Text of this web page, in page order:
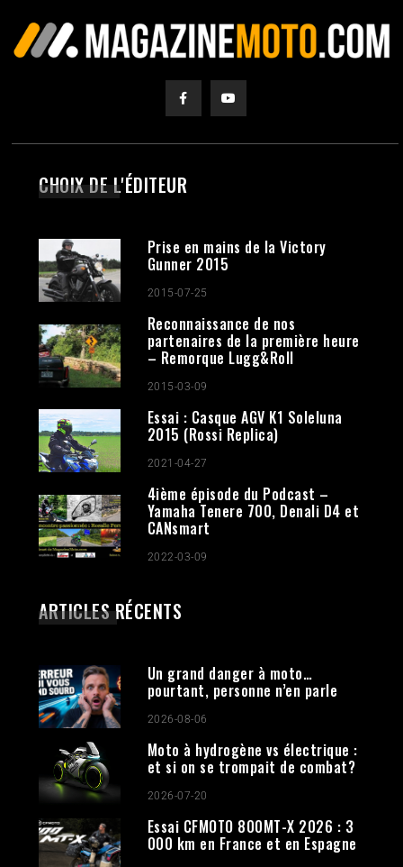
CHOIX DE L'ÉDITEUR
Prise en mains de la Victory
Gunner 2015
2015-07-25
Reconnaissance de nos
partenaires de la première heure
– Remorque Lugg&Roll
2015-03-09
Essai : Casque AGV K1 Soleluna
2015 (Rossi Replica)
2021-04-27
4ième épisode du Podcast –
Yamaha Tenere 700, Denali D4 et
CANsmart
2022-03-09
ARTICLES RÉCENTS
Un grand danger à moto…
pourtant, personne n’en parle
2026-08-06
Moto à hydrogène vs électrique :
et si on se trompait de combat?
2026-07-20
Essai CFMOTO 800MT-X 2026 : 3
000 km en France et en Espagne